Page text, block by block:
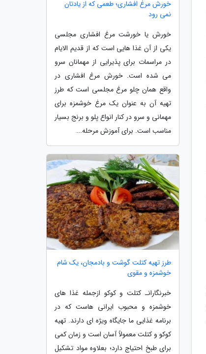
خورش مرغ افشاری؛ طعمی که از یادتان
نمی رود
خورش یا خورشت مرغ افشاری مجلسی
یکی از آن غذا هایی است که از قدیم الایام
در مراسمات برای پذیرایی از مهمانان سرو
می شده است. خورش مرغ افشاری در
واقع همان چلو مرغ مجلسی است که طرز
تهیه آن به عنوان یک مرغ خوشمزه برای
مهمانی و سرو در کنار انواع پلو و برنج بسیار
مناسب است. برای آموزش مرحله...
طرز تهیه کتلت گوشت و بادمجان، یک شام
خوشمزه و مقوی
خبرنگارانـ کتلت و کوکو ازجمله غذا های
خوشمزه و محبوب ایرانی هاست که در
برنامه غذایی ما جایگاه ویژه ای دارند. تهیه
کوکو و کتلت معمولاً آسان است و زمان کمی
برای طبخ احتیاج دارد؛ بعلاوه مواد تشکیل